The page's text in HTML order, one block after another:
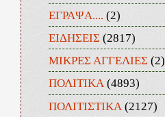
ΕΓΡΑΨΑ.... (2)
ΕΙΔΗΣΕΙΣ (2817)
ΜΙΚΡΕΣ ΑΓΓΕΛΙΕΣ (2)
ΠΟΛΙΤΙΚΑ (4893)
ΠΟΛΙΤΙΣΤΙΚΑ (2127)